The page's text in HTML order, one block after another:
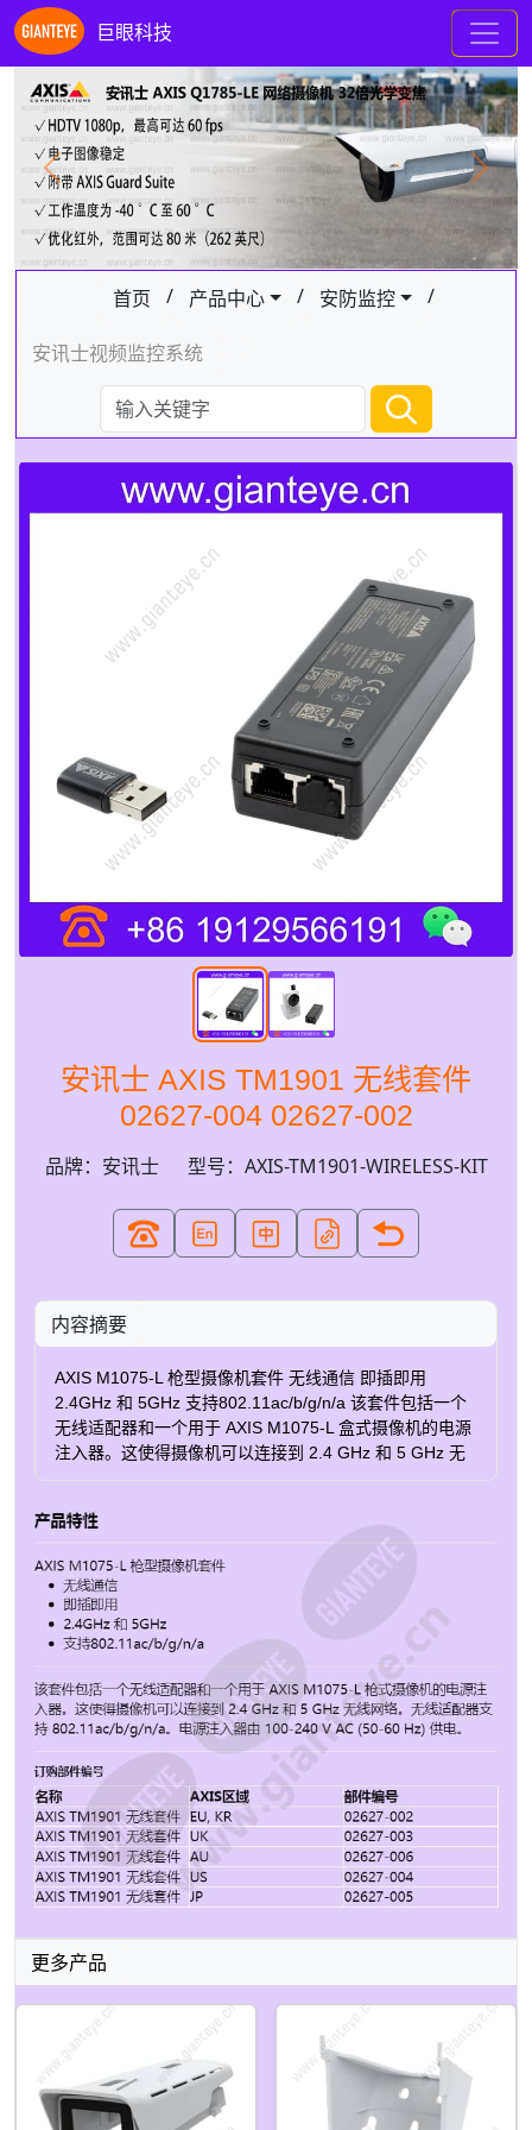
巨眼科技
Previous Next
首页 / 产品中心 / 安防监控 /
安讯士视频监控系统
安讯士 AXIS TM1901 无线套件
02627-004 02627-002
品牌：安讯士 型号：AXIS-TM1901-WIRELESS-KIT
内容摘要
AXIS M1075-L 枪型摄像机套件 无线通信 即插即用
2.4GHz 和 5GHz 支持802.11ac/b/g/n/a 该套件包括一个
无线适配器和一个用于 AXIS M1075-L 盒式摄像机的电源
注入器。这使得摄像机可以连接到 2.4 GHz 和 5 GHz 无
Axis region 部件编号 AXIS TM1901 无线套件 EU, KR
02627-002 AXIS TM1901 无线套件 UK 02627-003 AXIS
TM1901 无线套件 AU 02627-006 AXIS TM1901 无线套
件 US 02627-004 AXIS TM1901 无线套件 JP 02627-005
更多产品